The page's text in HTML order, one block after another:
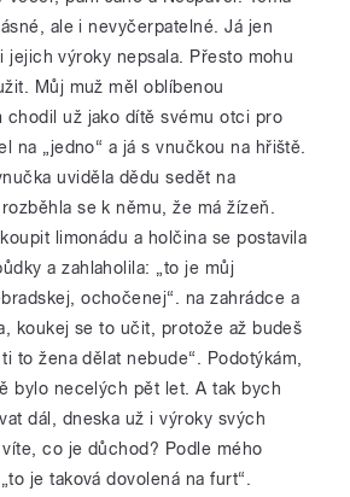
ale i nevyčerpatelné. Já jen
jejich výroky nepsala. Přesto mohu
Můj muž měl oblíbenou
chodil už jako dítě svému otci pro
na „jedno“ a já s vnučkou na hřiště.
uviděla dědu sedět na
se k němu, že má žízeň.
limonádu a holčina se postavila
a zahlaholila: „to je můj
ochočenej“. na zahrádce a
koukej se to učit, protože až budeš
to žena dělat nebude“. Podotýkám,
bylo necelých pět let. A tak bych
dál, dneska už i výroky svých
co je důchod? Podle mého
je taková dovolená na furt“.